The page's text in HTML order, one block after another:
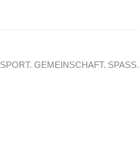
SPORT. GEMEINSCHAFT. SPASS.